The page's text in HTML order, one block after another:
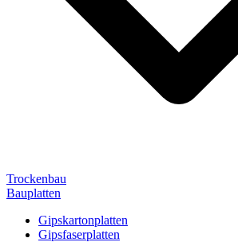
Trockenbau
Bauplatten
Gipskartonplatten
Gipsfaserplatten